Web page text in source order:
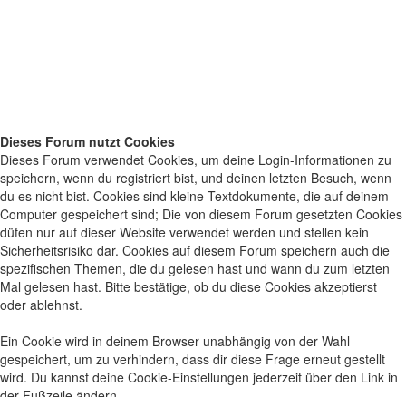
Dieses Forum nutzt Cookies
Dieses Forum verwendet Cookies, um deine Login-Informationen zu
speichern, wenn du registriert bist, und deinen letzten Besuch, wenn
du es nicht bist. Cookies sind kleine Textdokumente, die auf deinem
Computer gespeichert sind; Die von diesem Forum gesetzten Cookies
düfen nur auf dieser Website verwendet werden und stellen kein
Sicherheitsrisiko dar. Cookies auf diesem Forum speichern auch die
spezifischen Themen, die du gelesen hast und wann du zum letzten
Mal gelesen hast. Bitte bestätige, ob du diese Cookies akzeptierst
oder ablehnst.
Ein Cookie wird in deinem Browser unabhängig von der Wahl
gespeichert, um zu verhindern, dass dir diese Frage erneut gestellt
wird. Du kannst deine Cookie-Einstellungen jederzeit über den Link in